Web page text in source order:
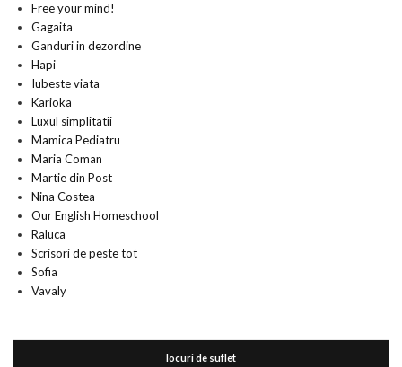
Free your mind!
Gagaita
Ganduri in dezordine
Hapi
Iubeste viata
Karioka
Luxul simplitatii
Mamica Pediatru
Maria Coman
Martie din Post
Nina Costea
Our English Homeschool
Raluca
Scrisori de peste tot
Sofia
Vavaly
locuri de suflet